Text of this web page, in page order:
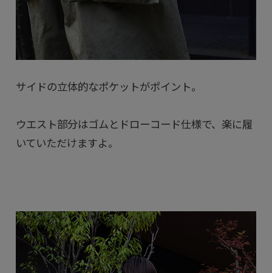
サイドの立体的なポケットがポイント。
ウエスト部分はゴムとドローコード仕様で、楽に履
いていただけますよ。